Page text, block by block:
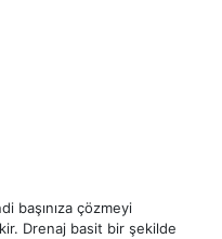
başınıza çözmeyi
Drenaj basit bir şekilde